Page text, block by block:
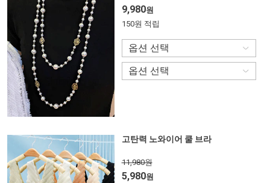
9,980원
150원 적립
고탄력 노와이어 쿨 브라
11,980원
5,980원